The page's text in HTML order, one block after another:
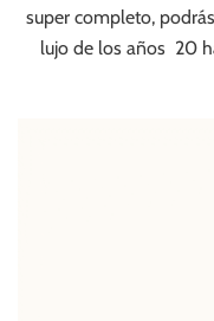
super completo,
lujo de los años 20